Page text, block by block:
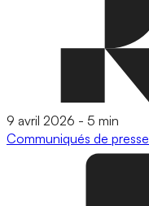
9 avril 2026 - 5 min
Communiqués de presse